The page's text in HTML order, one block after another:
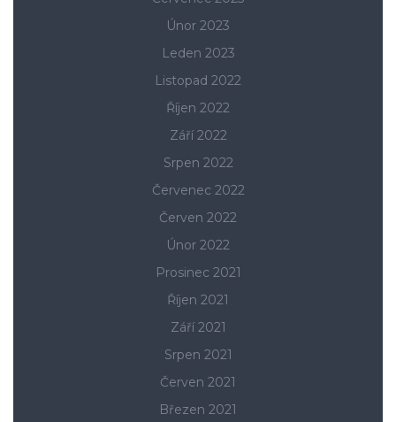
Únor 2023
Leden 2023
Listopad 2022
Říjen 2022
Září 2022
Srpen 2022
Červenec 2022
Červen 2022
Únor 2022
Prosinec 2021
Říjen 2021
Září 2021
Srpen 2021
Červen 2021
Březen 2021